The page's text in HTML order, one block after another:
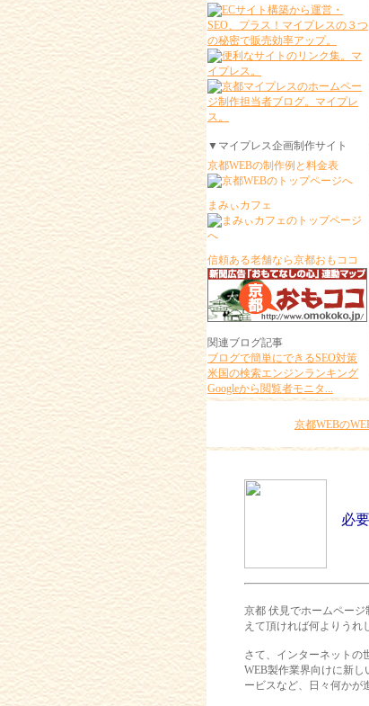
▼マイプレス企画制作サイト
京都WEBの制作例と料金表
まみぃカフェ
信頼ある老舗なら京都おもココ
関連ブログ記事
ブログで簡単にできるSEO対策
米国の検索エンジンランキング
Googleから閲覧者モニタ...
京都WEBの
必要
京都 伏見でホームペー
えて頂ければ何よりうれ
さて、インターネットの
WEB製作業界向けに新し
ービスなど、日々何かが